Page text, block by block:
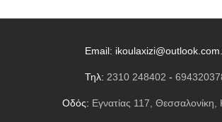
Email:
Τηλ: 2310 248402 -
Οδός: Εγνατίας 117,